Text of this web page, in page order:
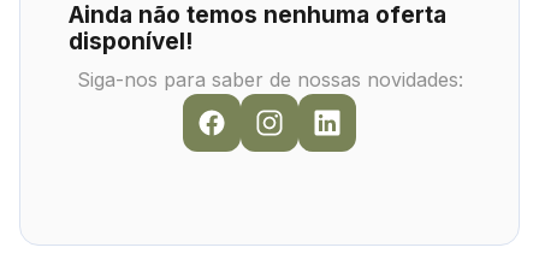
Ainda não temos nenhuma oferta
disponível!
Siga-nos para saber de nossas novidades: